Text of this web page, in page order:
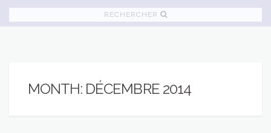
RECHERCHER
MONTH: DÉCEMBRE 2014